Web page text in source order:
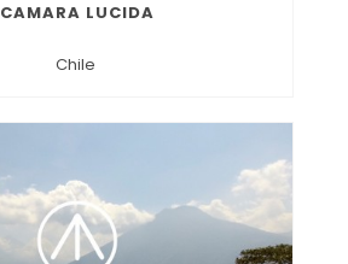
CAMARA LUCIDA
Chile